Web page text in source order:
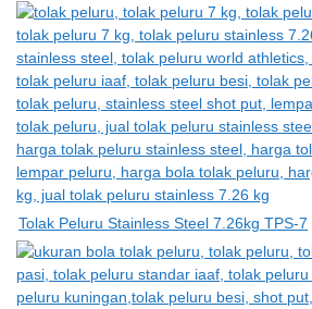
Tolak Peluru Stainless Steel 7.26kg TPS-7